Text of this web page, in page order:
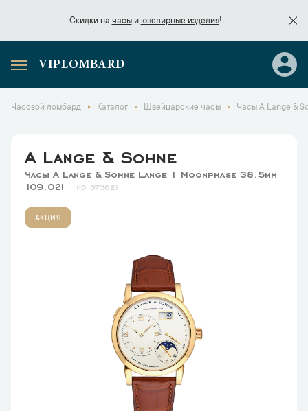
Скидки на часыи ювелирные изделия!
Скидки начасы
VIPLOMBARD
Часовой ломбард Каталог Швейцарские часы Часы A Lange &
A Lange & Sohne
Часы A Lange & Sohne Lange 1 Moonphase 38.5mm
109.021
37362
АКЦИЯ